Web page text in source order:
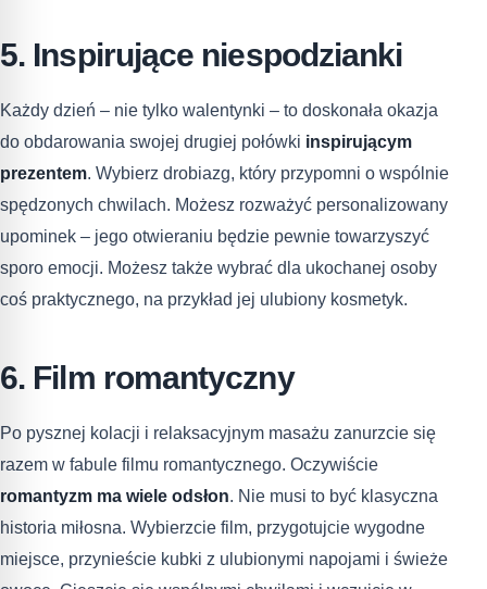
5. Inspirujące niespodzianki
Każdy dzień – nie tylko walentynki – to doskonała okazja
do obdarowania swojej drugiej połówki inspirującym
prezentem. Wybierz drobiazg, który przypomni o wspólnie
spędzonych chwilach. Możesz rozważyć personalizowany
upominek – jego otwieraniu będzie pewnie towarzyszyć
sporo emocji. Możesz także wybrać dla ukochanej osoby
coś praktycznego, na przykład jej ulubiony kosmetyk.
6. Film romantyczny
Po pysznej kolacji i relaksacyjnym masażu zanurzcie się
razem w fabule filmu romantycznego. Oczywiście
romantyzm ma wiele odsłon. Nie musi to być klasyczna
historia miłosna. Wybierzcie film, przygotujcie wygodne
miejsce, przynieście kubki z ulubionymi napojami i świeże